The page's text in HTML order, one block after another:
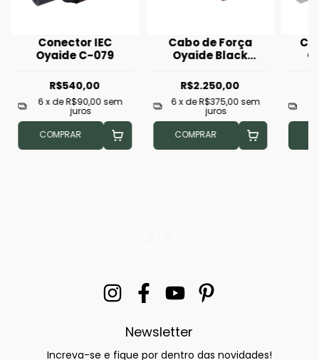
Conector IEC
Oyaide C-079
R$540,00
6 x deR$90,00 sem
juros
COMPRAR
Cabo de Força
Oyaide Black
1,8m
R$2.250,00
6 x deR$375,00 sem
juros
COMPRAR
Newsletter
Increva-se e fique por dentro das novidades!